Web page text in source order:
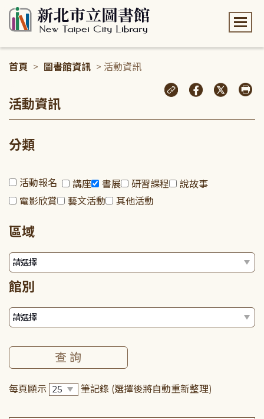
首頁 > 圖書館資訊 > 活動資訊
活動資訊
分類
活動報名 講座 書展 研習課程
說故事
電影欣賞
藝文活動 其他活動
區域
館別
每頁顯示 筆記錄 (選擇後將自動重新整理)